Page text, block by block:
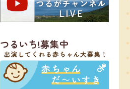
つるいち!募集中